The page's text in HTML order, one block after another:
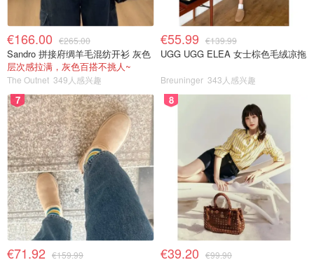
€166.00 €265.00
Sandro 拼接府绸羊毛混纺开衫 灰色
层次感拉满，灰色百搭不挑人~
The Outnet 349人感兴趣
€55.99 €139.99
UGG UGG ELEA 女士棕色毛绒凉拖
Breuninger 343人感兴趣
7
€71.92 €159.99
8
€39.20 €99.90